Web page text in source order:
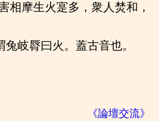
相摩生火寔多，衆人焚和，
兔岐脣曰火。蓋古音也。
《論壇交流》